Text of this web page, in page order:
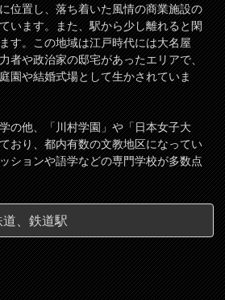
位置し、落ち着いた風情の商業施設の
います。また、駅から少し離れると閑
す。この地域は江戸時代には大名屋
者や政治家の邸宅があったエリアで、
園や結婚式場として生かされていま
の他、「川村学園」や「日本女子大
おり、都内有数の文教地区になってい
ションや語学などの専門学校が多数点
、鉄道駅